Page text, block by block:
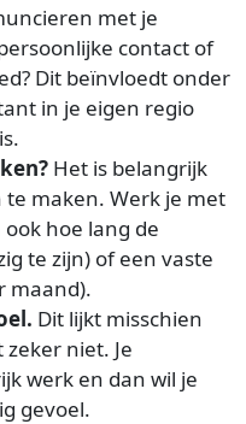
met je
contact of
Dit beïnvloedt onder
in je eigen regio
Het is belangrijk
maken. Werk je met
hoe lang de
te zijn) of een vaste
maand).
Dit lijkt misschien
niet. Je
werk en dan wil je
gevoel.